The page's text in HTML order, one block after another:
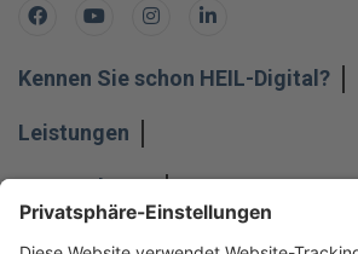
FacebookYoutubeInstagramLinkedIn
Kennen Sie schon HEIL-Digital?
Leistungen
Unternehmen